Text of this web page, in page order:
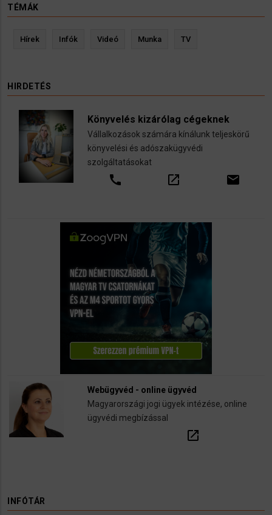
TÉMÁK
Hírek Infók Videó Munka TV
HIRDETÉS
Könyvelés kizárólag cégeknek
Vállalkozások számára kínálunk teljeskörű
könyvelési és adószakügyvédi
szolgáltatásokat
call open_in_new email
Webügyvéd - online ügyvéd
Magyarországi jogi ügyek intézése, online
ügyvédi megbízással
open_in_new
INFÓTÁR